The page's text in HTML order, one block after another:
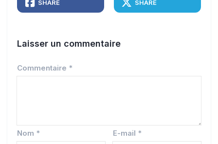
SHARE SHARE
Laisser un commentaire
Commentaire *
Nom * E-mail *